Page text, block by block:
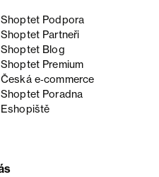
Shoptet Podpora
Shoptet Partneři
Shoptet Blog
Shoptet Premium
Česká e‑commerce
Shoptet Poradna
Eshopiště